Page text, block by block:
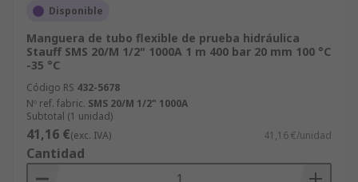
Disponible
Manguera de tubo flexible de prueba hidráulica
Stauff SMS 20/M 1/2" 1000A 1 m 400 bar 20 mm 100 °C
-35 °C
Código RS 432-5678
Nº ref. fabric. SMS 20/M 1/2" 1000A
Subtotal (1 unidad)
41,16 €(exc. IVA) 41,16 €/unidad
Cantidad